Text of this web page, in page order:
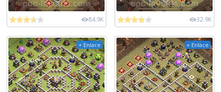
84.9K 32.9K
+ Enlace + Enlace